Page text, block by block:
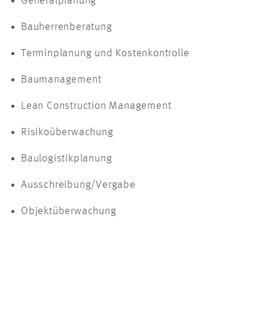
Bauherrenberatung
Terminplanung und Kostenkontrolle
Baumanagement
Lean Construction Management
Risikoüberwachung
Baulogistikplanung
Ausschreibung/Vergabe
Objektüberwachung